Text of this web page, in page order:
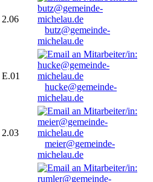
2.06
butz@gemeinde-
michelau.de
E.01
hucke@gemeinde-
michelau.de
2.03
meier@gemeinde-
michelau.de